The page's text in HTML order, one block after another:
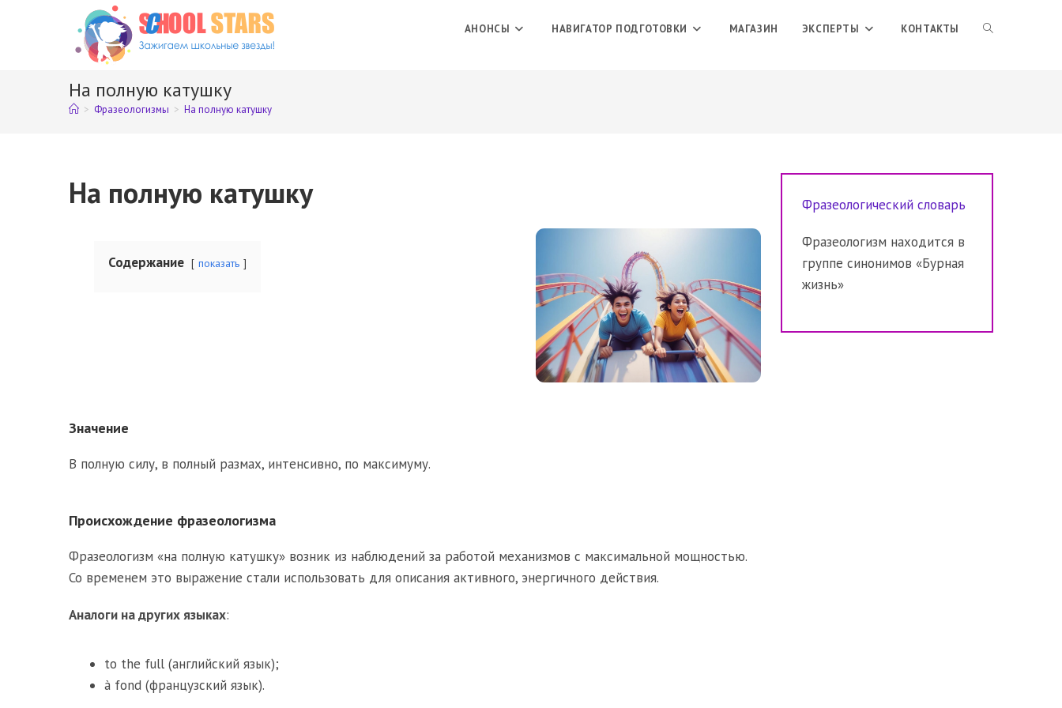
АНОНСЫ НАВИГАТОР ПОДГОТОВКИ МАГАЗИН ЭКСПЕРТЫ КОНТАКТЫ ПЕРЕКЛЮЧИТЬ
На полную катушку
> Фразеологизмы > На полную катушку
На полную катушку
Содержание показать
Значение
В полную силу, в полный размах, интенсивно, по максимуму.
Происхождение фразеологизма
Фразеологизм «на полную катушку» возник из наблюдений за работой механизмов с максимальной мощностью.
Со временем это выражение стали использовать для описания активного, энергичного действия.
Аналоги на других языках:
to the full (английский язык);
à fond (французский язык).
Фразеологический словарь
Фразеологизм находится в
группе синонимов «Бурная
жизнь»